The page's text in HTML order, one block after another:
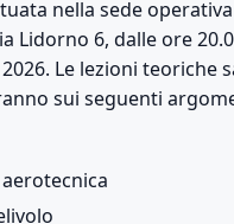
nella sede
Lidorno 6, dalle ore
Le lezioni
sui seguenti